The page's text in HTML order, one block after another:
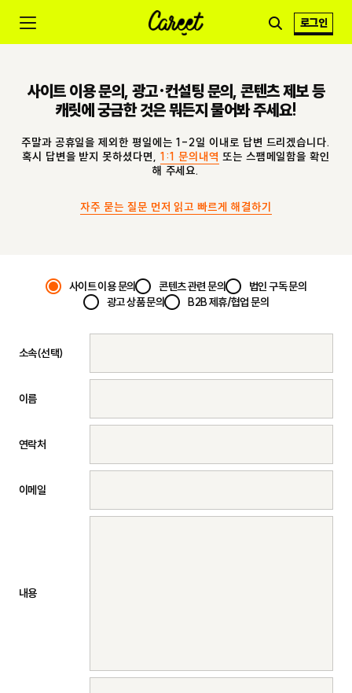
로그인
사이트 이용 문의, 광고·컨설팅 문의, 콘텐츠 제보 등
캐릿에 궁금한 것은 뭐든지 물어봐 주세요!
주말과 공휴일을 제외한 평일에는 1-2일 이내로 답변 드리겠습니다.
혹시 답변을 받지 못하셨다면,1:1 문의내역 또는 스팸메일함을 확인
해 주세요.
자주 묻는 질문 먼저 읽고 빠르게 해결하기
사이트 이용 문의 콘텐츠 관련 문의
법인 구독 문의
광고 상품 문의
B2B 제휴/협업 문의
소속(선택)
이름
연락처
이메일
내용